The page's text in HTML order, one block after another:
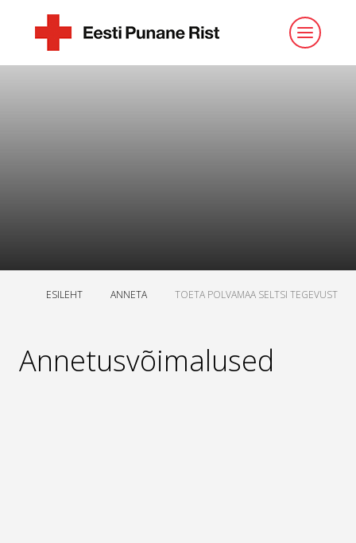
ESILEHT ANNETA TOETA POLVAMAA SELTSI TEGEVUST
Annetusvõimalused